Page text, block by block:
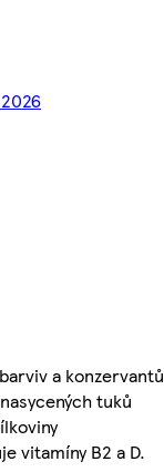
a konzervantů
tuků
vitamíny B2 a D.